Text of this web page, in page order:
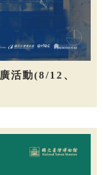
活動(8/12、